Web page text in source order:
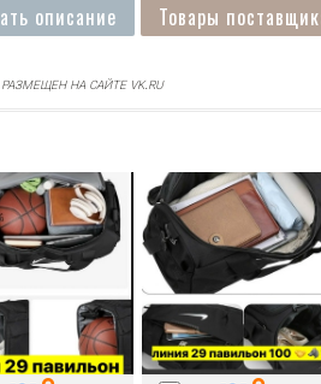
описание Товары
на сайте vk.ru